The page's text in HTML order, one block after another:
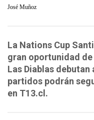
José Muñoz
La Nations Cup
gran oportunidad
Las Diablas
partidos podrán
en T13.cl.